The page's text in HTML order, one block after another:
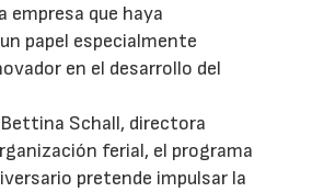
empresa que haya
papel especialmente
en el desarrollo del
Schall, directora
ferial, el programa
pretende impulsar la